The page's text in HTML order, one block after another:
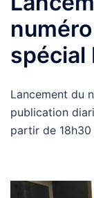
spécial
Lancement du
publication
partir de